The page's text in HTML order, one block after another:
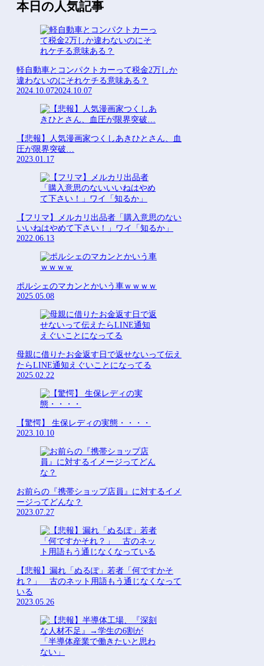
Powered by livedoor 相互RSS
本日の人気記事
軽自動車とコンパクトカーって税金2万しか
違わないのにそれケチる意味ある？
2024.10.072024.10.07
【悲報】人気漫画家つくしあきひとさん、血
圧が限界突破…
2023.01.17
【フリマ】メルカリ出品者「購入意思のない
いいねはやめて下さい！」ワイ「知るか」
2022.06.13
ポルシェのマカンとかいう車ｗｗｗｗ
2025.05.08
母親に借りたお金返す日で返せないって伝え
たらLINE通知えぐいことになってる
2025.02.22
【驚愕】 生保レディの実態・・・・
2023.10.10
お前らの『携帯ショップ店員』に対するイメ
ージってどんな？
2023.07.27
【悲報】漏れ「ぬるぽ」若者「何ですかそ
れ？」 古のネット用語もう通じなくなって
いる
2023.05.26